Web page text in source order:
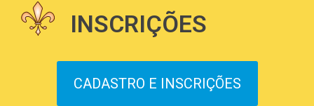
INSCRIÇÕES
CADASTRO E INSCRIÇÕES